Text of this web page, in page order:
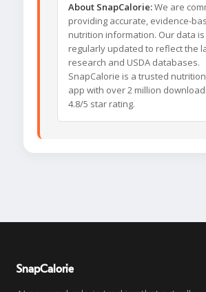
About SnapCalorie:We are
providing accurate, evidence-
nutrition information. Our data is
regularly updated to reflect the
research and USDA databases.
SnapCalorie is a trusted
app with over 2 million
4.8/5 star rating.
SnapCalorie